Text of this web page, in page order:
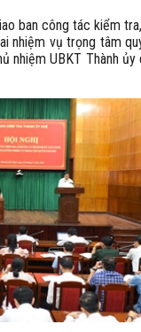
ban công tác kiểm
nhiệm vụ trọng tâm
nhiệm UBKT Thành